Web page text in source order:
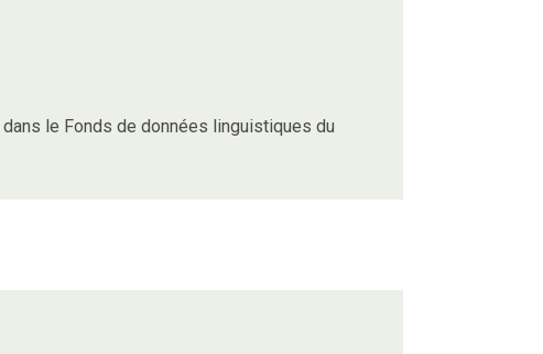
dans le Fonds de données linguistiques du